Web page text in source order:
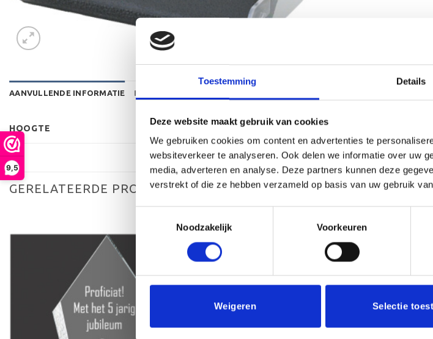
Toestemming Details
Deze website maakt gebruik van cookies
We gebruiken cookies om content en advertenties te
websiteverkeer te analyseren. Ook delen we informatie over uw
media, adverteren en analyse. Deze partners kunnen deze
verstrekt of die ze hebben verzameld op basis van uw gebruik
Noodzakelijk
Voorkeuren
Weigeren Selectie
9,5
AANVULLENDE INFORMATIE BEOORDELINGEN (0)
HOOGTE
GERELATEERDE PRODUCTEN
aan
verlanglijst
aan
verlanglijst